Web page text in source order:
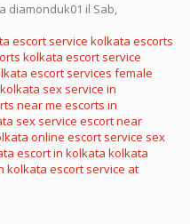
diamonduk01 il Sab,
escort service kolkata escorts
kolkata escort service
escort services female
sex service in
near me escorts in
sex service escort near
online escort service sex
escort in kolkata kolkata
kolkata escort service at